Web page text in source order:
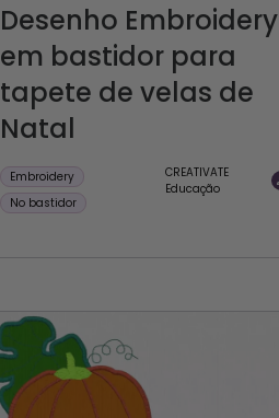
Desenho Embroidery
em bastidor para
tapete de velas de
Natal
Embroidery
No bastidor
CREATIVATE
Educação